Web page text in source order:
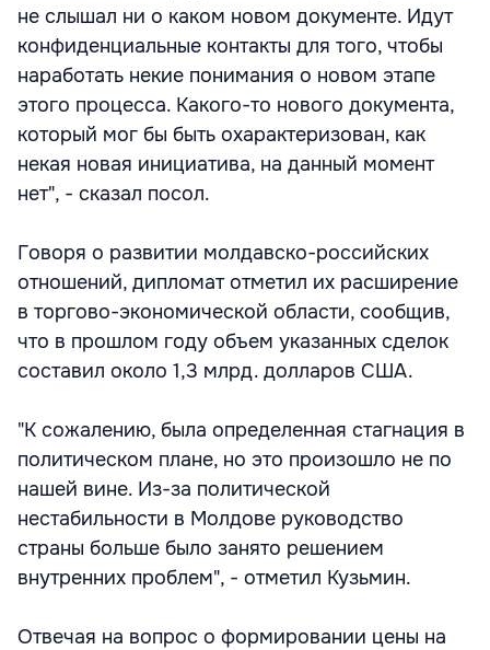
не слышал ни о каком новом документе. Идут
конфиденциальные контакты для того, чтобы
наработать некие понимания о новом этапе
этого процесса. Какого-то нового документа,
который мог бы быть охарактеризован, как
некая новая инициатива, на данный момент
нет", - сказал посол.
Говоря о развитии молдавско-российских
отношений, дипломат отметил их расширение
в торгово-экономической области, сообщив,
что в прошлом году объем указанных сделок
составил около 1,3 млрд. долларов США.
"К сожалению, была определенная стагнация в
политическом плане, но это произошло не по
нашей вине. Из-за политической
нестабильности в Молдове руководство
страны больше было занято решением
внутренних проблем", - отметил Кузьмин.
Отвечая на вопрос о формировании цены на